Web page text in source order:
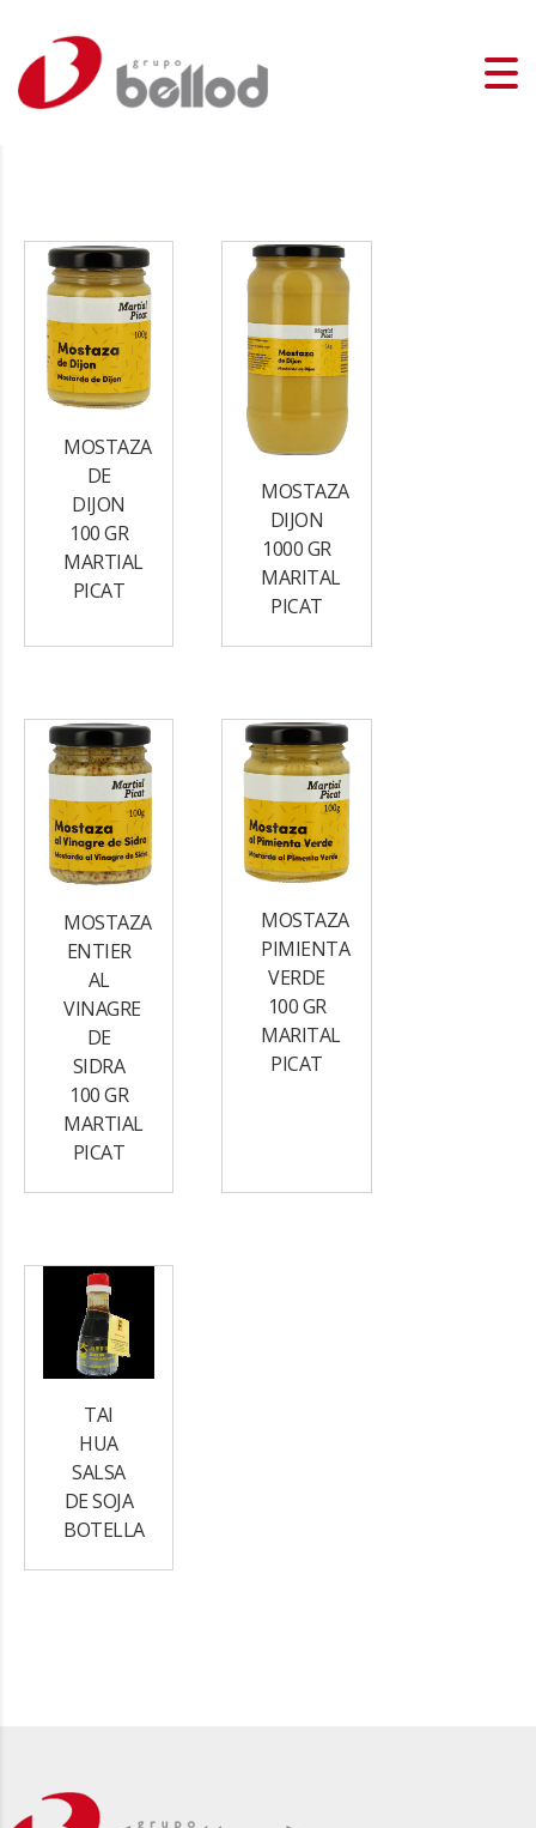
MOSTAZA
DE
DIJON
100 GR
MARTIAL
PICAT
MOSTAZA
DIJON
1000 GR
MARITAL
PICAT
MOSTAZA
ENTIER
AL
VINAGRE
DE
SIDRA
100 GR
MARTIAL
PICAT
MOSTAZA
PIMIENTA
VERDE
100 GR
MARITAL
PICAT
TAI
HUA
SALSA
DE SOJA
BOTELLA